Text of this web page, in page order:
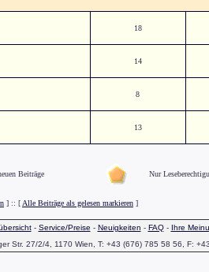
18
14
8
13
Beiträge Nur
] :: [ Alle Beiträge als gelesen markieren ]
- Service/Preise - Neuigkeiten - FAQ- Ihre
Str. 27/2/4, 1170 Wien, T: +43 (676) 785 58 56, F: